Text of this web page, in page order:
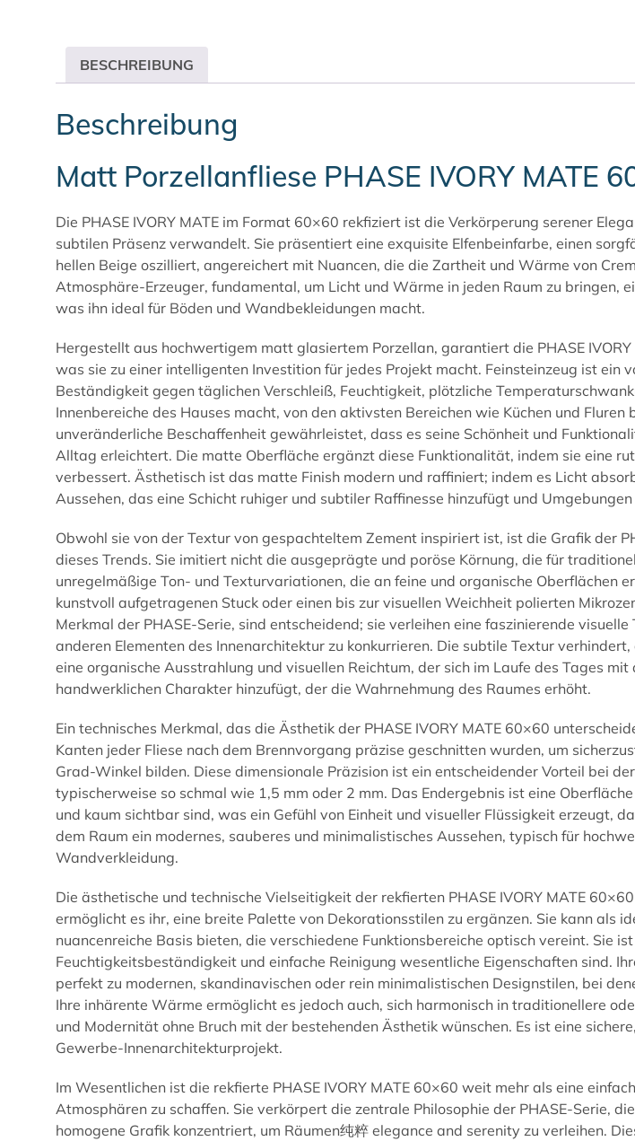
BESCHREIBUNG
Beschreibung
Matt Porzellanfliese PHASE IVORY MATE
Die PHASE IVORY MATE im Format 60×60 rekfiziert ist die Verkörperung serener
subtilen Präsenz verwandelt. Sie präsentiert eine exquisite Elfenbeinfarbe, einen
hellen Beige oszilliert, angereichert mit Nuancen, die die Zartheit und Wärme von
Atmosphäre-Erzeuger, fundamental, um Licht und Wärme in jeden Raum zu bringen,
was ihn ideal für Böden und Wandbekleidungen macht.
Hergestellt aus hochwertigem matt glasiertem Porzellan, garantiert die PHASE
was sie zu einer intelligenten Investition für jedes Projekt macht. Feinsteinzeug ist
Beständigkeit gegen täglichen Verschleiß, Feuchtigkeit, plötzliche
Innenbereiche des Hauses macht, von den aktivsten Bereichen wie Küchen und
unveränderliche Beschaffenheit gewährleistet, dass es seine Schönheit und
Alltag erleichtert. Die matte Oberfläche ergänzt diese Funktionalität, indem sie eine
verbessert. Ästhetisch ist das matte Finish modern und raffiniert; indem es Licht
Aussehen, das eine Schicht ruhiger und subtiler Raffinesse hinzufügt und
Obwohl sie von der Textur von gespachteltem Zement inspiriert ist, ist die Grafik der
dieses Trends. Sie imitiert nicht die ausgeprägte und poröse Körnung, die für
unregelmäßige Ton- und Texturvariationen, die an feine und organische Oberflächen
kunstvoll aufgetragenen Stuck oder einen bis zur visuellen Weichheit polierten
Merkmal der PHASE-Serie, sind entscheidend; sie verleihen eine faszinierende
anderen Elementen des Innenarchitektur zu konkurrieren. Die subtile Textur
eine organische Ausstrahlung und visuellen Reichtum, der sich im Laufe des Tages
handwerklichen Charakter hinzufügt, der die Wahrnehmung des Raumes erhöht.
Ein technisches Merkmal, das die Ästhetik der PHASE IVORY MATE 60×60
Kanten jeder Fliese nach dem Brennvorgang präzise geschnitten wurden, um
Grad-Winkel bilden. Diese dimensionale Präzision ist ein entscheidender Vorteil bei
typischerweise so schmal wie 1,5 mm oder 2 mm. Das Endergebnis ist eine
und kaum sichtbar sind, was ein Gefühl von Einheit und visueller Flüssigkeit erzeugt,
dem Raum ein modernes, sauberes und minimalistisches Aussehen, typisch für
Wandverkleidung.
Die ästhetische und technische Vielseitigkeit der rekfierten PHASE IVORY MATE
ermöglicht es ihr, eine breite Palette von Dekorationsstilen zu ergänzen. Sie kann als
nuancenreiche Basis bieten, die verschiedene Funktionsbereiche optisch vereint. Sie
Feuchtigkeitsbeständigkeit und einfache Reinigung wesentliche Eigenschaften sind.
perfekt zu modernen, skandinavischen oder rein minimalistischen Designstilen, bei
Ihre inhärente Wärme ermöglicht es jedoch auch, sich harmonisch in traditionellere
und Modernität ohne Bruch mit der bestehenden Ästhetik wünschen. Es ist eine
Gewerbe-Innenarchitekturprojekt.
Im Wesentlichen ist die rekfierte PHASE IVORY MATE 60×60 weit mehr als eine
Atmosphären zu schaffen. Sie verkörpert die zentrale Philosophie der PHASE-Serie,
homogene Grafik konzentriert, um Räumen纯粹 elegance and serenity zu verleihen.